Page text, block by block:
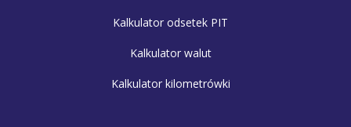
Kalkulator odsetek PIT
Kalkulator walut
Kalkulator kilometrówki